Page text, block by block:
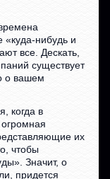
«куда-нибудь и
все. Дескать,
существует
о вашем
когда в
их
чтобы
Значит, о
придется